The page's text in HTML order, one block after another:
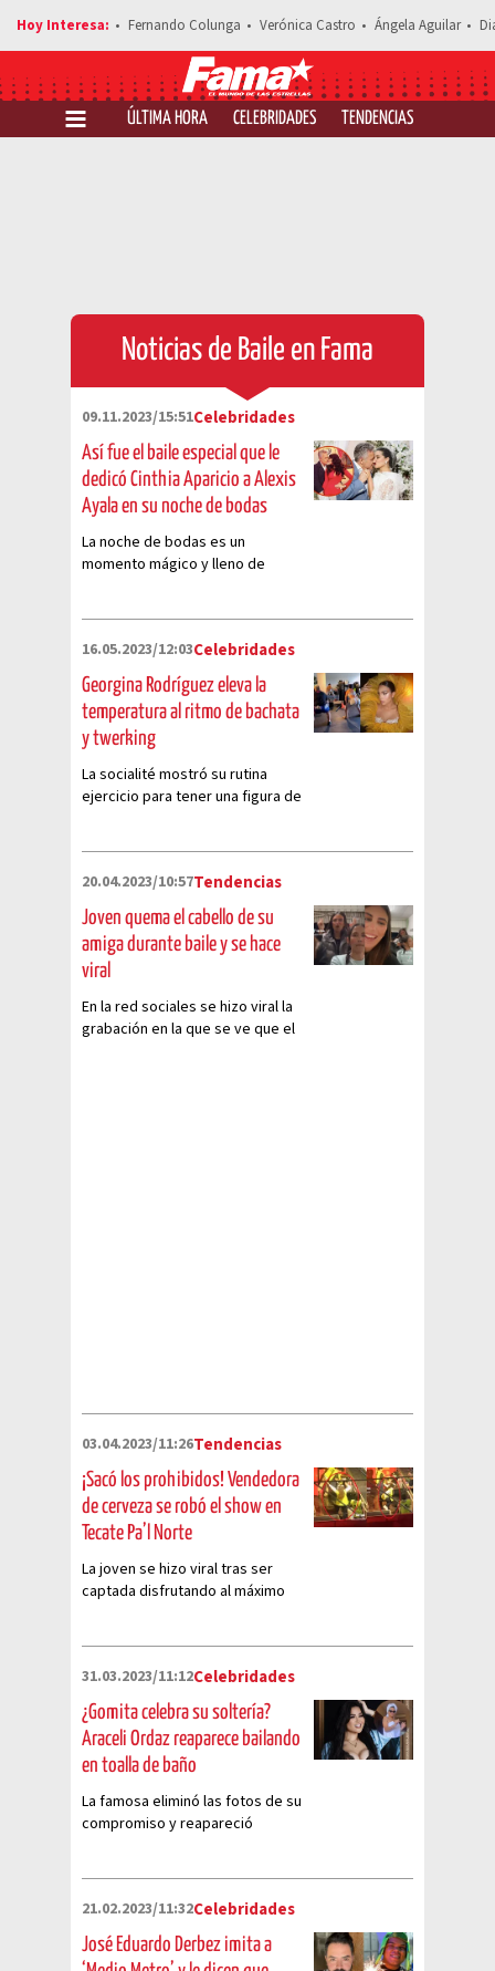
Fernando Colunga Verónica Castro Ángela Aguilar
ÚLTIMA HORA CELEBRIDADES TENDENCIAS
Noticias de Baile en Fama
09.11.2023/15:51Celebridades
Así fue el baile especial que le
dedicó Cinthia Aparicio a Alexis
Ayala en su noche de bodas
La noche de bodas es un
momento mágico y lleno de
que cautivó a sus invitados
16.05.2023/12:03Celebridades
Georgina Rodríguez eleva la
temperatura al ritmo de bachata
y twerking
La socialité mostró su rutina
ejercicio para tener una figura de
20.04.2023/10:57Tendencias
Joven quema el cabello de su
amiga durante baile y se hace
viral
En la red sociales se hizo viral la
grabación en la que se ve que el
03.04.2023/11:26Tendencias
¡Sacó los prohibidos! Vendedora
de cerveza se robó el show en
Tecate Pa’l Norte
La joven se hizo viral tras ser
captada disfrutando al máximo
31.03.2023/11:12Celebridades
¿Gomita celebra su soltería?
Araceli Ordaz reaparece bailando
en toalla de baño
La famosa eliminó las fotos de su
compromiso y reapareció
21.02.2023/11:32Celebridades
José Eduardo Derbez imita a